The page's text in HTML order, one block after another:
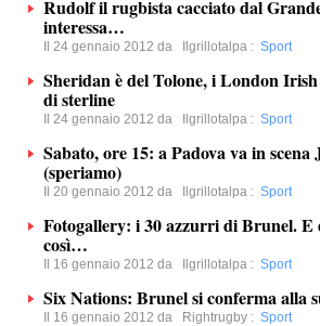
Rudolf il rugbista cacciato dal
interessa…
Il 24 gennaio 2012 da Ilgrillotalpa : Sport
Sheridan è del Tolone, i London
di sterline
Il 24 gennaio 2012 da Ilgrillotalpa : Sport
Sabato, ore 15: a Padova va in
(speriamo)
Il 20 gennaio 2012 da Ilgrillotalpa : Sport
Fotogallery: i 30 azzurri di Brunel. E
così…
Il 16 gennaio 2012 da Ilgrillotalpa : Sport
Six Nations: Brunel si conferma alla
Il 16 gennaio 2012 da Rightrugby : Sport